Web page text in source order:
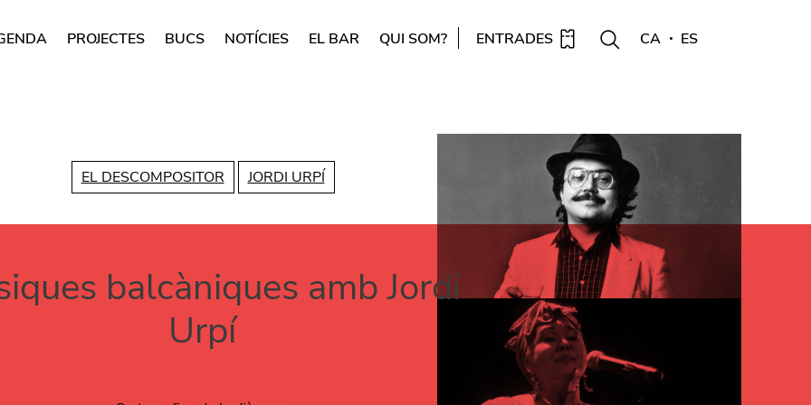
PROJECTES BUCS NOTÍCIES EL BAR QUI SOM? ENTRADES CA ES
EL DESCOMPOSITOR JORDI URPÍ
balcàniques amb Jordi
Urpí